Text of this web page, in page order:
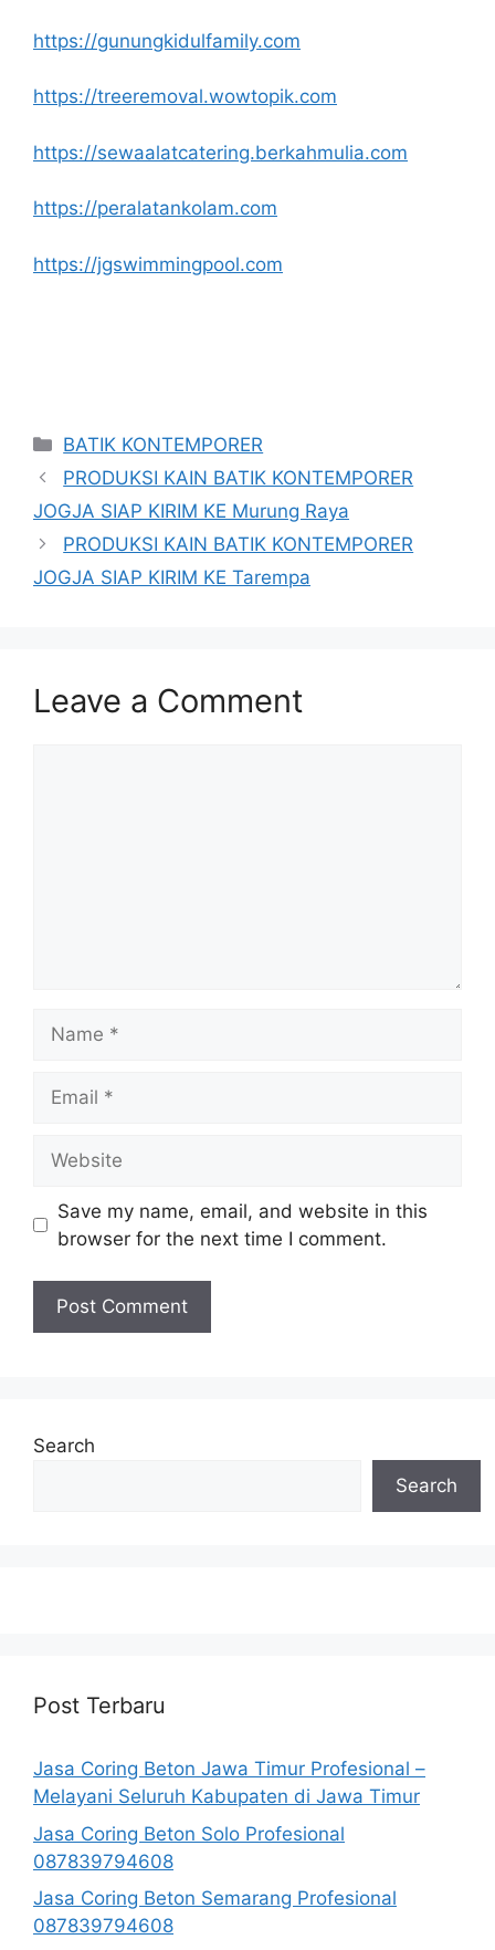
https://gunungkidulfamily.com
https://treeremoval.wowtopik.com
https://sewaalatcatering.berkahmulia.com
https://peralatankolam.com
https://jgswimmingpool.com
Categories
BATIK KONTEMPORER
PRODUKSI KAIN BATIK KONTEMPORER
JOGJA SIAP KIRIM KE Murung Raya
PRODUKSI KAIN BATIK KONTEMPORER
JOGJA SIAP KIRIM KE Tarempa
Leave a Comment
Save my name, email, and website in this
browser for the next time I comment.
Search
Search
Post Terbaru
Jasa Coring Beton Jawa Timur Profesional –
Melayani Seluruh Kabupaten di Jawa Timur
Jasa Coring Beton Solo Profesional
087839794608
Jasa Coring Beton Semarang Profesional
087839794608